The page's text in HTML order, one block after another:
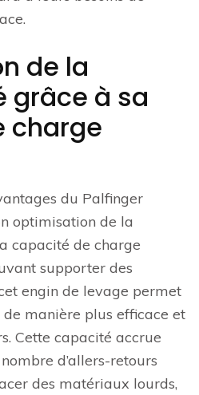
de la
grâce à sa
charge
du Palfinger
optimisation de la
capacité de charge
supporter des
engin de levage permet
de manière plus efficace et
Cette capacité accrue
d’allers-retours
des matériaux lourds,